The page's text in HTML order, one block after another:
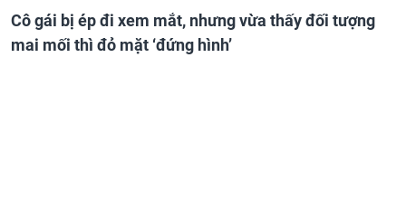
Cô gái bị ép đi xem mắt, nhưng vừa thấy đối tượng
mai mối thì đỏ mặt ‘đứng hình’